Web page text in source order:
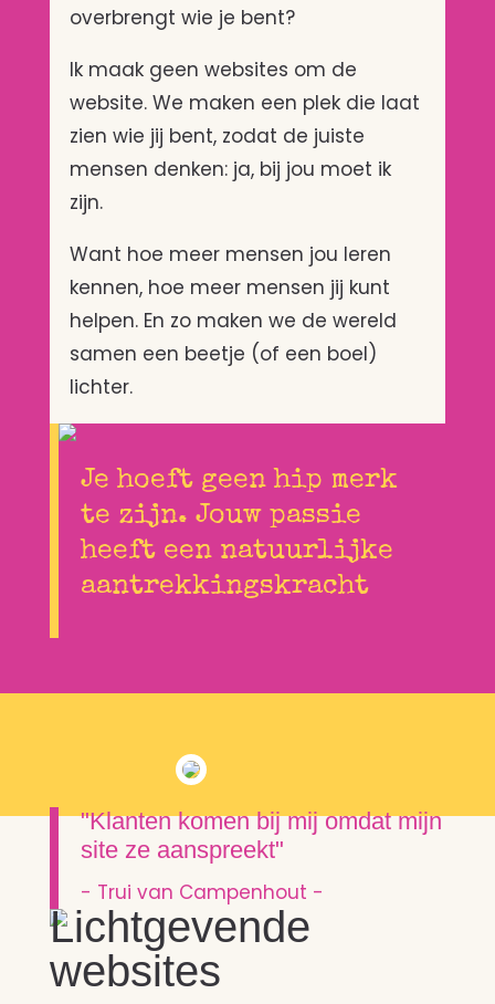
overbrengt wie je bent?
Ik maak geen websites om de
website. We maken een plek die laat
zien wie jij bent, zodat de juiste
mensen denken: ja, bij jou moet ik
zijn.
Want hoe meer mensen jou leren
kennen, hoe meer mensen jij kunt
helpen. En zo maken we de wereld
samen een beetje (of een boel)
lichter.
Je hoeft geen hip merk
te zijn. Jouw passie
heeft een natuurlijke
aantrekkingskracht
"Klanten komen bij mij omdat mijn
site ze aanspreekt"
- Trui van Campenhout -
Lichtgevende
websites